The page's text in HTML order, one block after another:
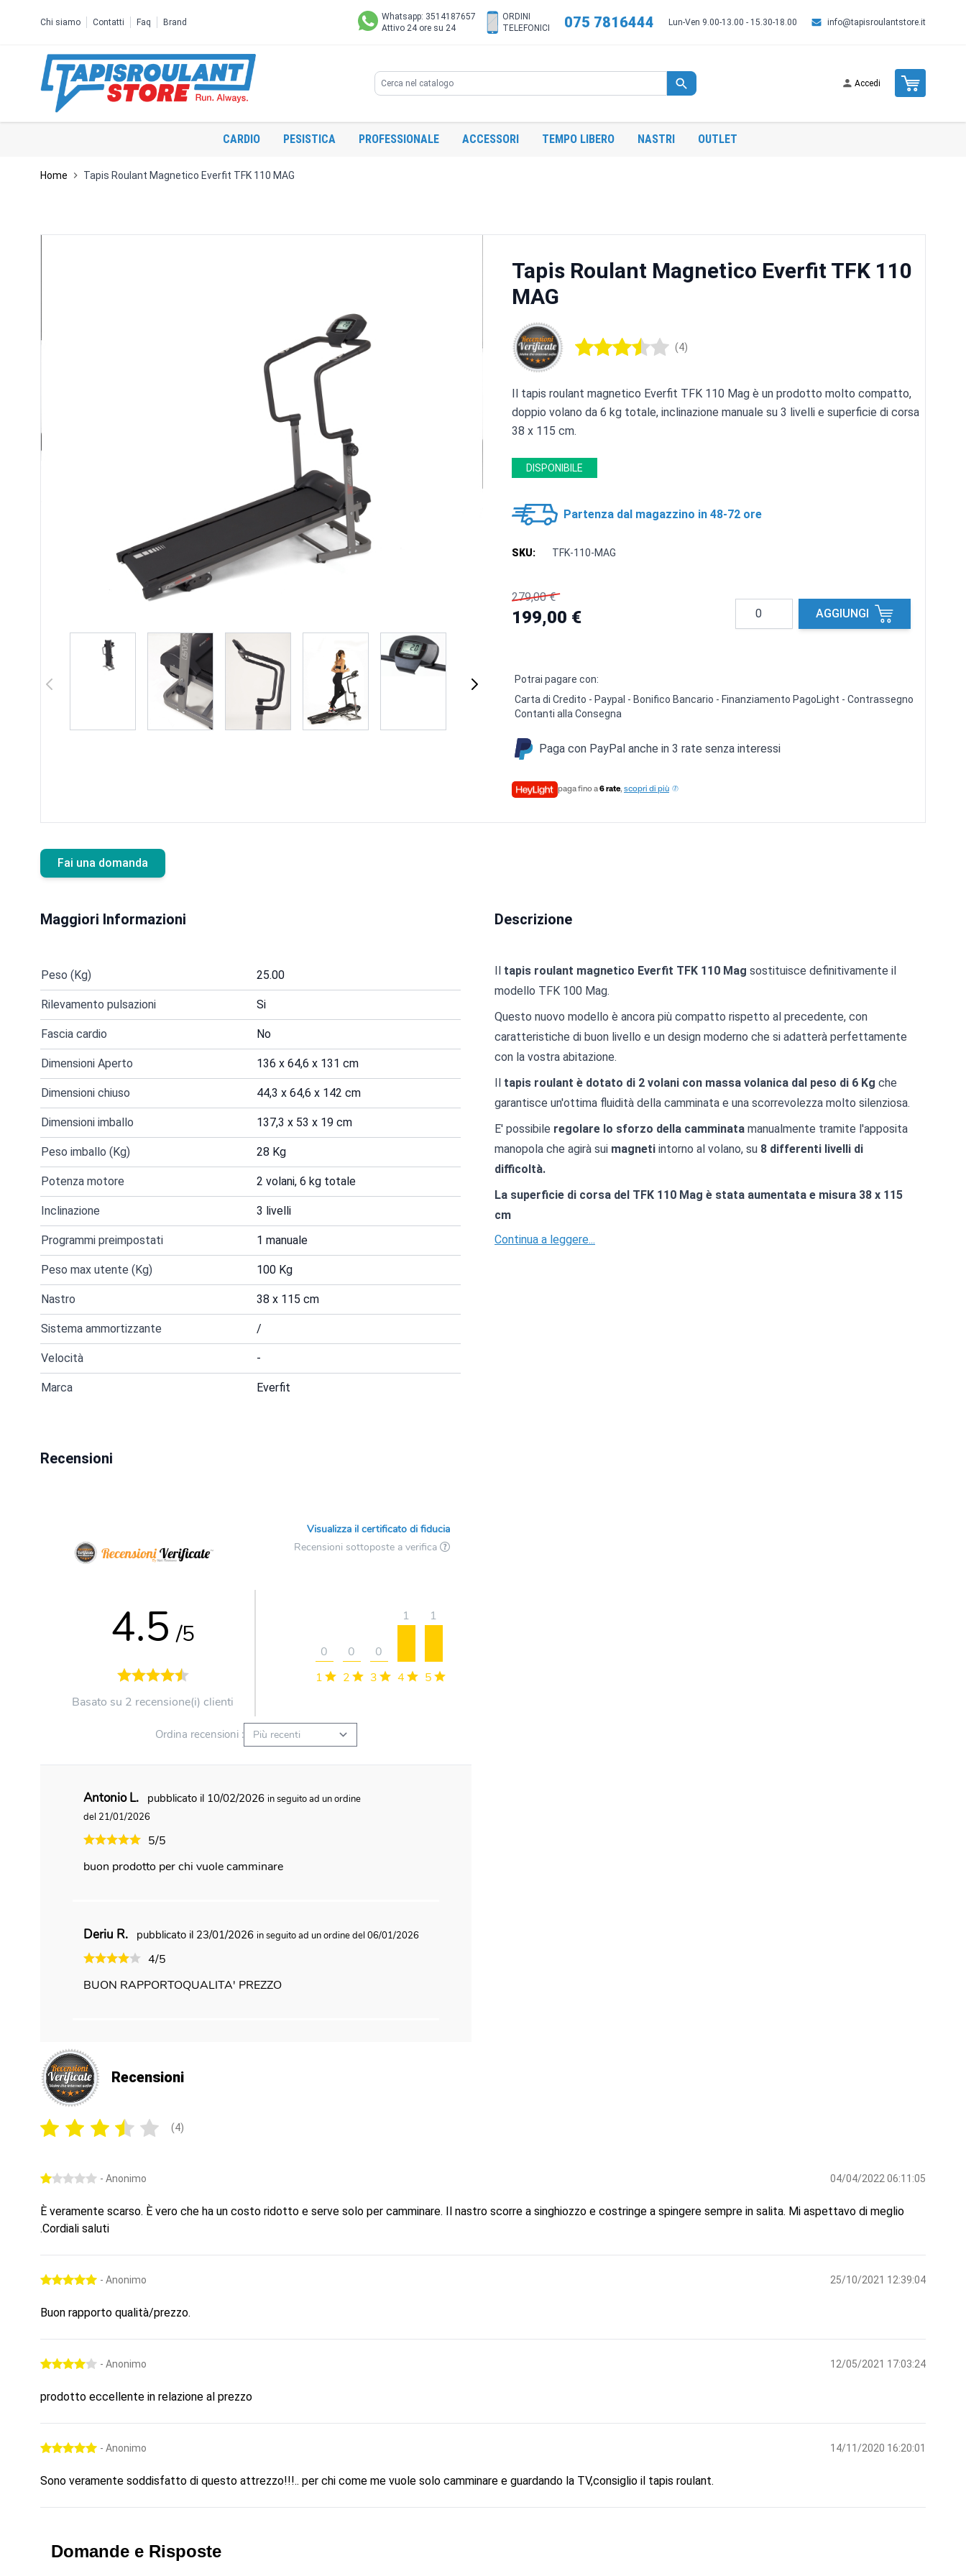
Chi siamo Contatti Faq Brand
Whatsapp: 3514187657
Attivo 24 ore su 24
ORDINI
TELEFONICI
075 7816444 Lun-Ven 9.00-13.00 - 15.30-18.00 info@tapisroulantstore.it
Accedi Cart
CARDIO PESISTICA PROFESSIONALE ACCESSORI TEMPO LIBERO NASTRI OUTLET
Home Tapis Roulant Magnetico Everfit TFK 110 MAG
Tapis Roulant Magnetico Everfit TFK 110
MAG
(4)
Il tapis roulant magnetico Everfit TFK 110 Mag è un prodotto molto compatto,
doppio volano da 6 kg totale, inclinazione manuale su 3 livelli e superficie di corsa
38 x 115 cm.
DISPONIBILE
Partenza dal magazzino in 48-72 ore
SKU: TFK-110-MAG
279,00 €
199,00 €
Quantità
AGGIUNGI
Potrai pagare con:
Carta di Credito - Paypal - Bonifico Bancario - Finanziamento PagoLight - Contrassegno
Contanti alla Consegna
Paga con PayPal anche in 3 rate senza interessi
paga fino a6 rate, scopri di più
Fai una domanda
Maggiori Informazioni
Peso (Kg) 25.00
Rilevamento pulsazioni Si
Fascia cardio No
Dimensioni Aperto 136 x 64,6 x 131 cm
Dimensioni chiuso 44,3 x 64,6 x 142 cm
Dimensioni imballo 137,3 x 53 x 19 cm
Peso imballo (Kg) 28 Kg
Potenza motore 2 volani, 6 kg totale
Inclinazione 3 livelli
Programmi preimpostati 1 manuale
Peso max utente (Kg) 100 Kg
Nastro 38 x 115 cm
Sistema ammortizzante /
Velocità -
Marca Everfit
Descrizione
Il tapis roulant magnetico Everfit TFK 110 Mag sostituisce definitivamente il
modello TFK 100 Mag.
Questo nuovo modello è ancora più compatto rispetto al precedente, con
caratteristiche di buon livello e un design moderno che si adatterà perfettamente
con la vostra abitazione.
Il tapis roulant è dotato di 2 volani con massa volanica dal peso di 6 Kg che
garantisce un'ottima fluidità della camminata e una scorrevolezza molto silenziosa.
E' possibile regolare lo sforzo della camminata manualmente tramite l'apposita
manopola che agirà sui magneti intorno al volano, su 8 differenti livelli di
difficoltà.
La superficie di corsa del TFK 110 Mag è stata aumentata e misura 38 x 115
cm
Continua a leggere...
Recensioni
Visualizza il certificato di fiducia
Recensioni sottoposte a verifica
4.5 /5
Basato su 2 recensione(i) clienti
1
0
2
0
3
0
4
1
5
1
Ordina recensioni :
Antonio L. pubblicato il 10/02/2026 in seguito ad un ordine
del 21/01/2026
5/5
buon prodotto per chi vuole camminare
Deriu R. pubblicato il 23/01/2026 in seguito ad un ordine del 06/01/2026
4/5
BUON RAPPORTOQUALITA' PREZZO
Recensioni
(4)
- Anonimo 04/04/2022 06:11:05
È veramente scarso. È vero che ha un costo ridotto e serve solo per camminare. Il nastro scorre a singhiozzo e costringe a spingere sempre in salita. Mi aspettavo di meglio
.Cordiali saluti
- Anonimo 25/10/2021 12:39:04
Buon rapporto qualità/prezzo.
- Anonimo 12/05/2021 17:03:24
prodotto eccellente in relazione al prezzo
- Anonimo 14/11/2020 16:20:01
Sono veramente soddisfatto di questo attrezzo!!!.. per chi come me vuole solo camminare e guardando la TV,consiglio il tapis roulant.
Domande e Risposte